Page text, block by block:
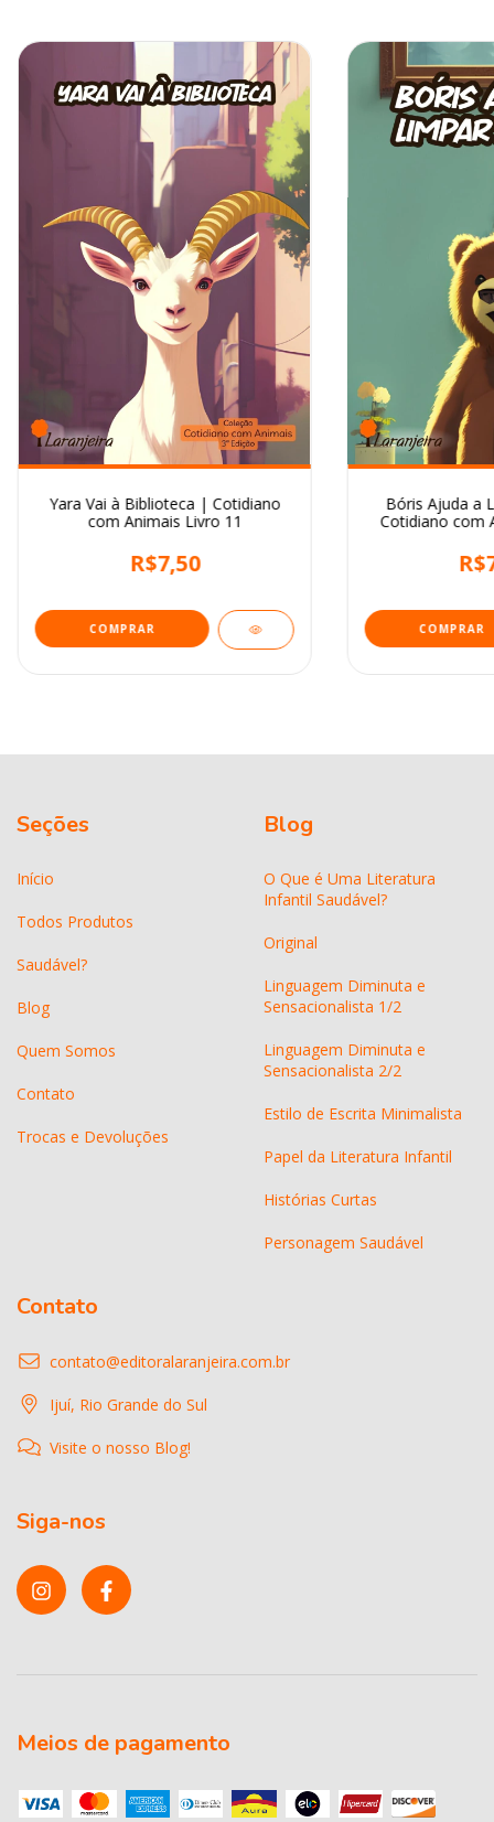
Yara Vai à Biblioteca | Cotidiano
com Animais Livro 11
R$7,50
Bóris Ajuda a
Cotidiano com
Seções
Início
Todos Produtos
Saudável?
Blog
Quem Somos
Contato
Trocas e Devoluções
Blog
O Que é Uma Literatura
Infantil Saudável?
Original
Linguagem Diminuta e
Sensacionalista 1/2
Linguagem Diminuta e
Sensacionalista 2/2
Estilo de Escrita Minimalista
Papel da Literatura Infantil
Histórias Curtas
Personagem Saudável
Contato
contato@editoralaranjeira.com.br
Ijuí, Rio Grande do Sul
Visite o nosso Blog!
Siga-nos
Meios de pagamento